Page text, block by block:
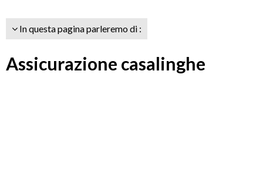
In questa pagina parleremo di :
Assicurazione casalinghe